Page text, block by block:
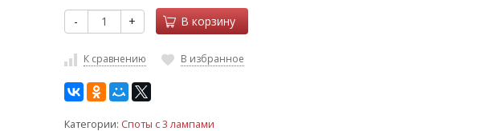
- + В корзину
К сравнению В избранное
Категории: Споты с 3 лампами